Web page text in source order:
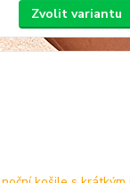
Zvolit variantu